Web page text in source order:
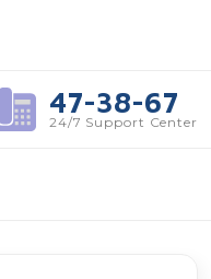
47-38-67
24/7 Support Center